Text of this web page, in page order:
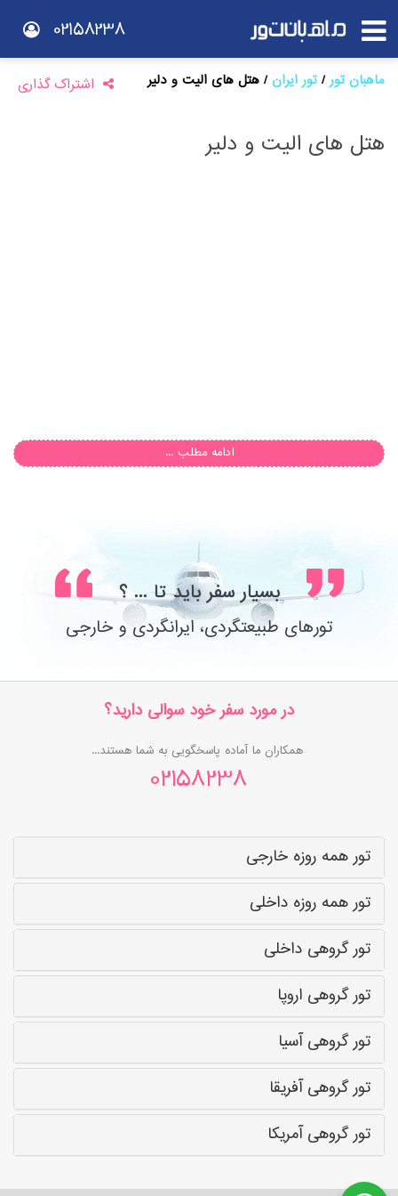
02158238
ماهبان تور تور ایران هتل های الیت و دلیر
هتل های الیت و دلیر
اشتراک گذاری
ادامه مطلب ...
بسیار سفر باید تا ... ؟
تورهای طبیعتگردی، ایرانگردی و خارجی
در مورد سفر خود سوالی دارید؟
همکاران ما آماده پاسخگویی به شما هستند...
02158238
تور همه روزه خارجی
تور همه روزه داخلی
تور گروهی داخلی
تور گروهی اروپا
تور گروهی آسیا
تور گروهی آفریقا
تور گروهی آمریکا